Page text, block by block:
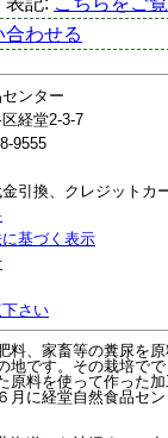
合わせる
ンター
経堂2-3-7
9555
引換、クレジットカ
基づく表示
下さい
料、家畜等の糞尿を原
地です。その栽培で
原料を使って作った
月に経堂自然食品セ